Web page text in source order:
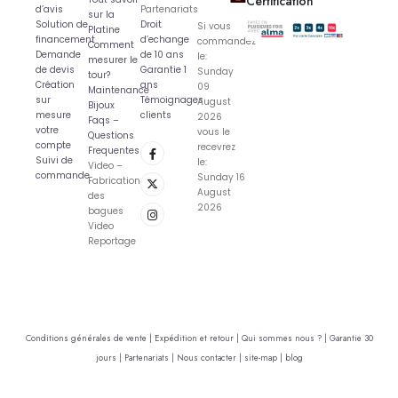
d’avis
Solution de
financement
Demande
de devis
Création
sur
mesure
votre
compte
Suivi de
commande
sur la
Platine
Comment
mesurer le
tour?
Maintenance
Bijoux
Faqs –
Questions
Frequentes
Video –
Fabrication
des
bagues
Video
Reportage
Partenariats
Droit
d’echange
de 10 ans
Garantie 1
ans
Témoignages
clients
Si vous
commandez
le:
Sunday
09
August
2026
vous le
recevrez
le:
Sunday 16
August
2026
Conditions générales de vente | Expédition et retour | Qui sommes nous ? | Garantie 30
jours | Partenariats | Nous contacter | site-map | blog